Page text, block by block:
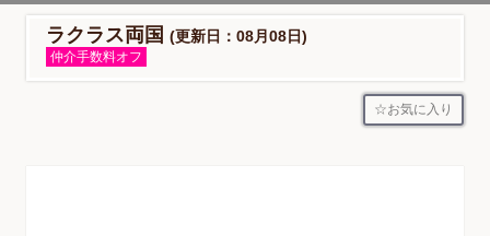
ラクラス両国 (更新日：08月08日)
仲介手数料オフ
お気に入り